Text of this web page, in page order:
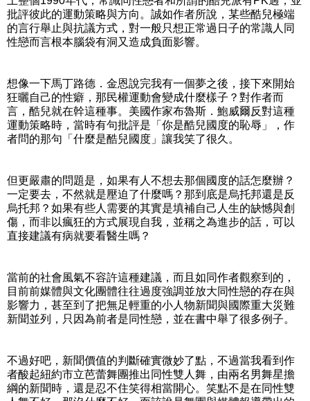
批評彼此的運動策略與方向。誠如作者所說，某些酷兒極端
的言行舉止與抗議方式，對一般只想正常過日子的常識人同
性戀而言根本腦袋有洞又造成負面影響。
想像一下馬丁路德．金恩說完我有一個夢之後，接下來開始
狂曬自己的性癖，那民權運動會變成什麼樣子？對作者而
言，酷兒就在幹這種事。美國作家布魯斯．鮑威爾反對這種
運動策略時，當時有句批評是「你是酷兒國度的恥辱」，作
者問的那句「什麼是酷兒國度」讓我笑了很久。
但更嚴肅的問題是，如果有人不想去那個國度的話怎麼辦？
一定要去，不然就是壓迫了什麼嗎？那到底是烏托邦還是反
烏托邦？如果有些人需要的其實是填補自己人生的缺憾與創
傷，而非以瘋狂的方式展現自我，並稱之為進步的話，可以
直接建議有病就要看醫生嗎？
當前的社會風氣不容許這種建議，而且如同作者觀察到的，
目前前媒體與文化團體往往過度強調並放大同性戀的存在與
影響力，甚至到了把無足輕重的小人物新聞與國際重大災難
新聞並列，只因為前者是同性戀，並在書中舉了很多例子。
不過好吧，新聞價值的判斷確實微妙了點，不過當我看到作
者酸起紐約市立芭蕾舞團推出同性雙人舞，由兩名男舞星擔
綱的新聞時，還是忍不住笑得相當開心。笑點不是在同性雙